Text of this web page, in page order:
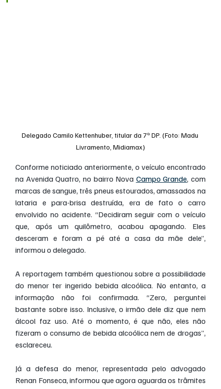
Delegado Camilo Kettenhuber, titular da 7ª DP. (Foto: Madu
Livramento, Midiamax)
Conforme noticiado anteriormente, o veículo encontrado
na Avenida Quatro, no bairro Nova Campo Grande, com
marcas de sangue, três pneus estourados, amassados na
lataria e para-brisa destruída, era de fato o carro
envolvido no acidente. “Decidiram seguir com o veículo
que, após um quilômetro, acabou apagando. Eles
desceram e foram a pé até a casa da mãe dele”,
informou o delegado.
A reportagem também questionou sobre a possibilidade
do menor ter ingerido bebida alcoólica. No entanto, a
informação não foi confirmada. “Zero, perguntei
bastante sobre isso. Inclusive, o irmão dele diz que nem
álcool faz uso. Até o momento, é que não, eles não
fizeram o consumo de bebida alcoólica nem de drogas”,
esclareceu.
Já a defesa do menor, representada pelo advogado
Renan Fonseca, informou que agora aguarda os trâmites